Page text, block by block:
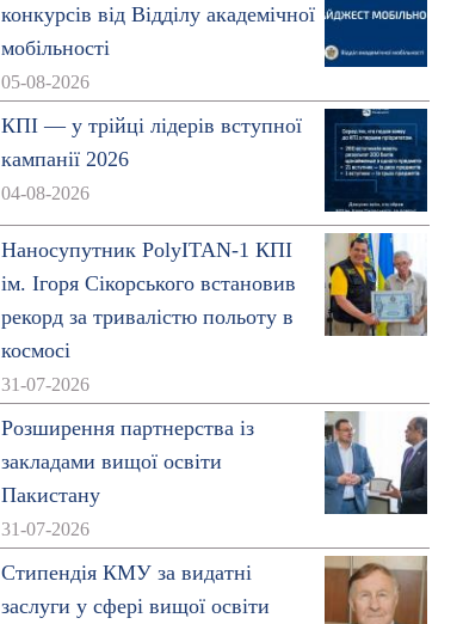
конкурсів від Відділу академічної
мобільності
05-08-2026
КПІ — у трійці лідерів вступної
кампанії 2026
04-08-2026
Наносупутник PolyITAN-1 КПІ
ім. Ігоря Сікорського встановив
рекорд за тривалістю польоту в
космосі
31-07-2026
Розширення партнерства із
закладами вищої освіти
Пакистану
31-07-2026
Стипендія КМУ за видатні
заслуги у сфері вищої освіти